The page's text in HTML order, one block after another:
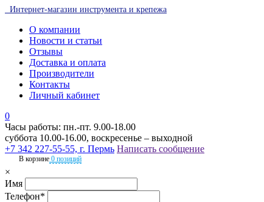
Интернет-магазин инструмента и крепежа
О компании
Новости и статьи
Отзывы
Доставка и оплата
Производители
Контакты
Личный кабинет
0
Часы работы: пн.-пт. 9.00-18.00
суббота 10.00-16.00, воскресенье – выходной
+7 342 227-55-55, г. Пермь Написать сообщение
В корзине 0 позиций
×
Имя
Телефон*